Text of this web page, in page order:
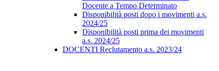
Docente a Tempo Determinato
Disponibilità posti dopo i movimenti a.s.
2024/25
Disponibilità posti prima dei movimenti
a.s. 2024/25
DOCENTI Reclutamento a.s. 2023/24